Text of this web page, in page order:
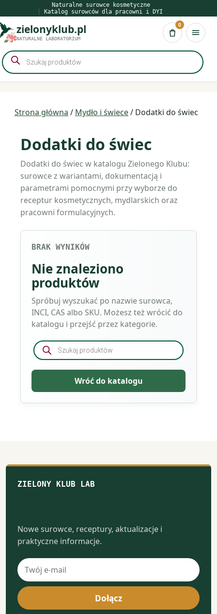
do
treści
Naturalne surowce kosmetyczne
Katalog surowców dla pracowni i DYI
zielonyklub.pl
NATURALNE LABORATORIUM Koszyk
0
Wyszukiwarka
produktów
Strona główna / Mydło i świece/ Dodatki do świec
Dodatki do świec
Dodatki do świec w katalogu Zielonego Klubu:
surowce z wariantami, dokumentacją i
parametrami pomocnymi przy wyborze do
receptur kosmetycznych, mydlarskich oraz
pracowni formulacyjnych.
BRAK WYNIKÓW
Nie znaleziono
produktów
Spróbuj wyszukać po nazwie surowca,
INCI, CAS albo SKU. Możesz też wrócić do
katalogu i przejść przez kategorie.
Wyszukiwarka
produktów
Wróć do katalogu
ZIELONY KLUB LAB
Nowe surowce, receptury, aktualizacje i
praktyczne informacje.
Adres
e-
mail
Dołącz